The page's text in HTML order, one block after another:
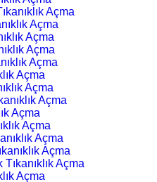
Açma
Açma
Açma
Açma
Açma
Açma
Açma
Açma
Açma
Açma
Açma
Açma
Açma
Açma